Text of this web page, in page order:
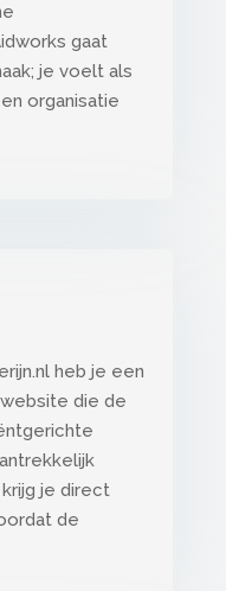
gaat
je voelt als
organisatie
heb je een
die de
je direct
de